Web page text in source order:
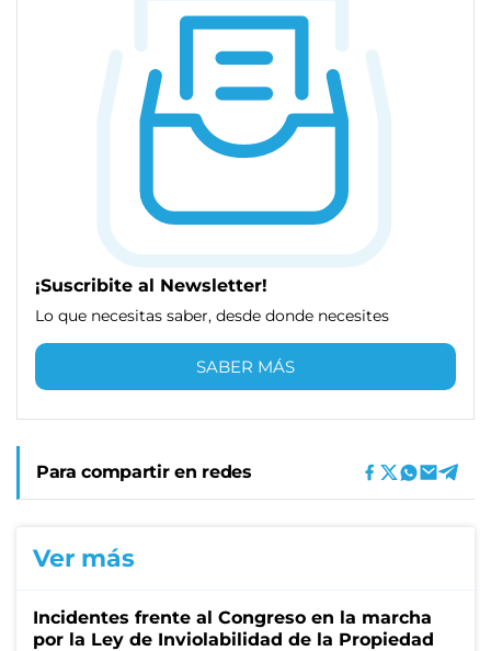
¡Suscribite al Newsletter!
Lo que necesitas saber, desde donde necesites
SABER MÁS
Para compartir en redes
Ver más
Incidentes frente al Congreso en la marcha
por la Ley de Inviolabilidad de la Propiedad